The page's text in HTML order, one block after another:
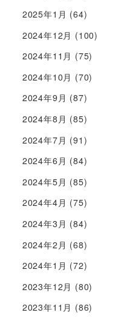
2025年1月 (64)
2024年12月 (100)
2024年11月 (75)
2024年10月 (70)
2024年9月 (87)
2024年8月 (85)
2024年7月 (91)
2024年6月 (84)
2024年5月 (85)
2024年4月 (75)
2024年3月 (84)
2024年2月 (68)
2024年1月 (72)
2023年12月 (80)
2023年11月 (86)